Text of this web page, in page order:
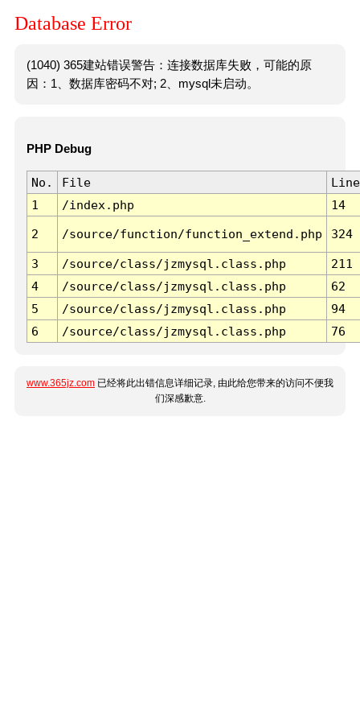
Database Error
(1040) 365建站错误警告：连接数据库失败，可能的原
因：1、数据库密码不对; 2、mysql未启动。
PHP Debug
No. File
Line
1
/index.php 14
2 /source/function/function_extend.php 324
3 /source/class/jzmysql.class.php
211
4
/source/class/jzmysql.class.php
62
5
/source/class/jzmysql.class.php
94
6
/source/class/jzmysql.class.php 76
www.365jz.com 已经将此出错信息详细记录, 由此给您带来的访问不便我
们深感歉意.